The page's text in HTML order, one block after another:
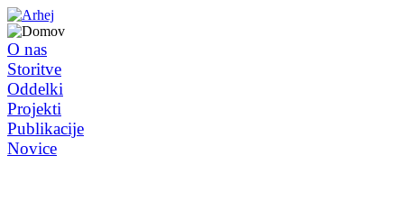
O nas
Storitve
Oddelki
Projekti
Publikacije
Novice